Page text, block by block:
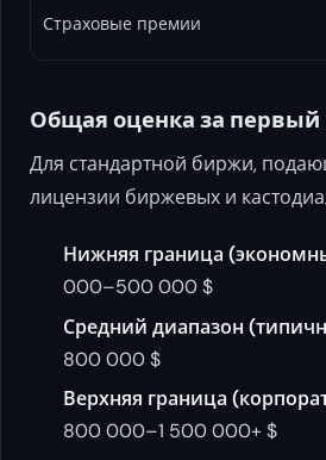
Страховые премии
Общая оценка за первый
Для стандартной биржи,
лицензии биржевых и
Нижняя граница
000–500 000 $
Средний диапазон
800 000 $
Верхняя граница
800 000–1 500 000+ $